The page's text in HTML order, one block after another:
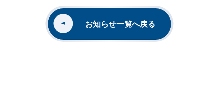
お知らせ一覧へ戻る